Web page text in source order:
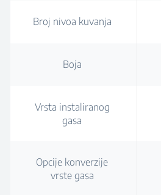
Broj nivoa kuvanja
Boja
Vrsta instaliranog
gasa
Opcije konverzije
vrste gasa